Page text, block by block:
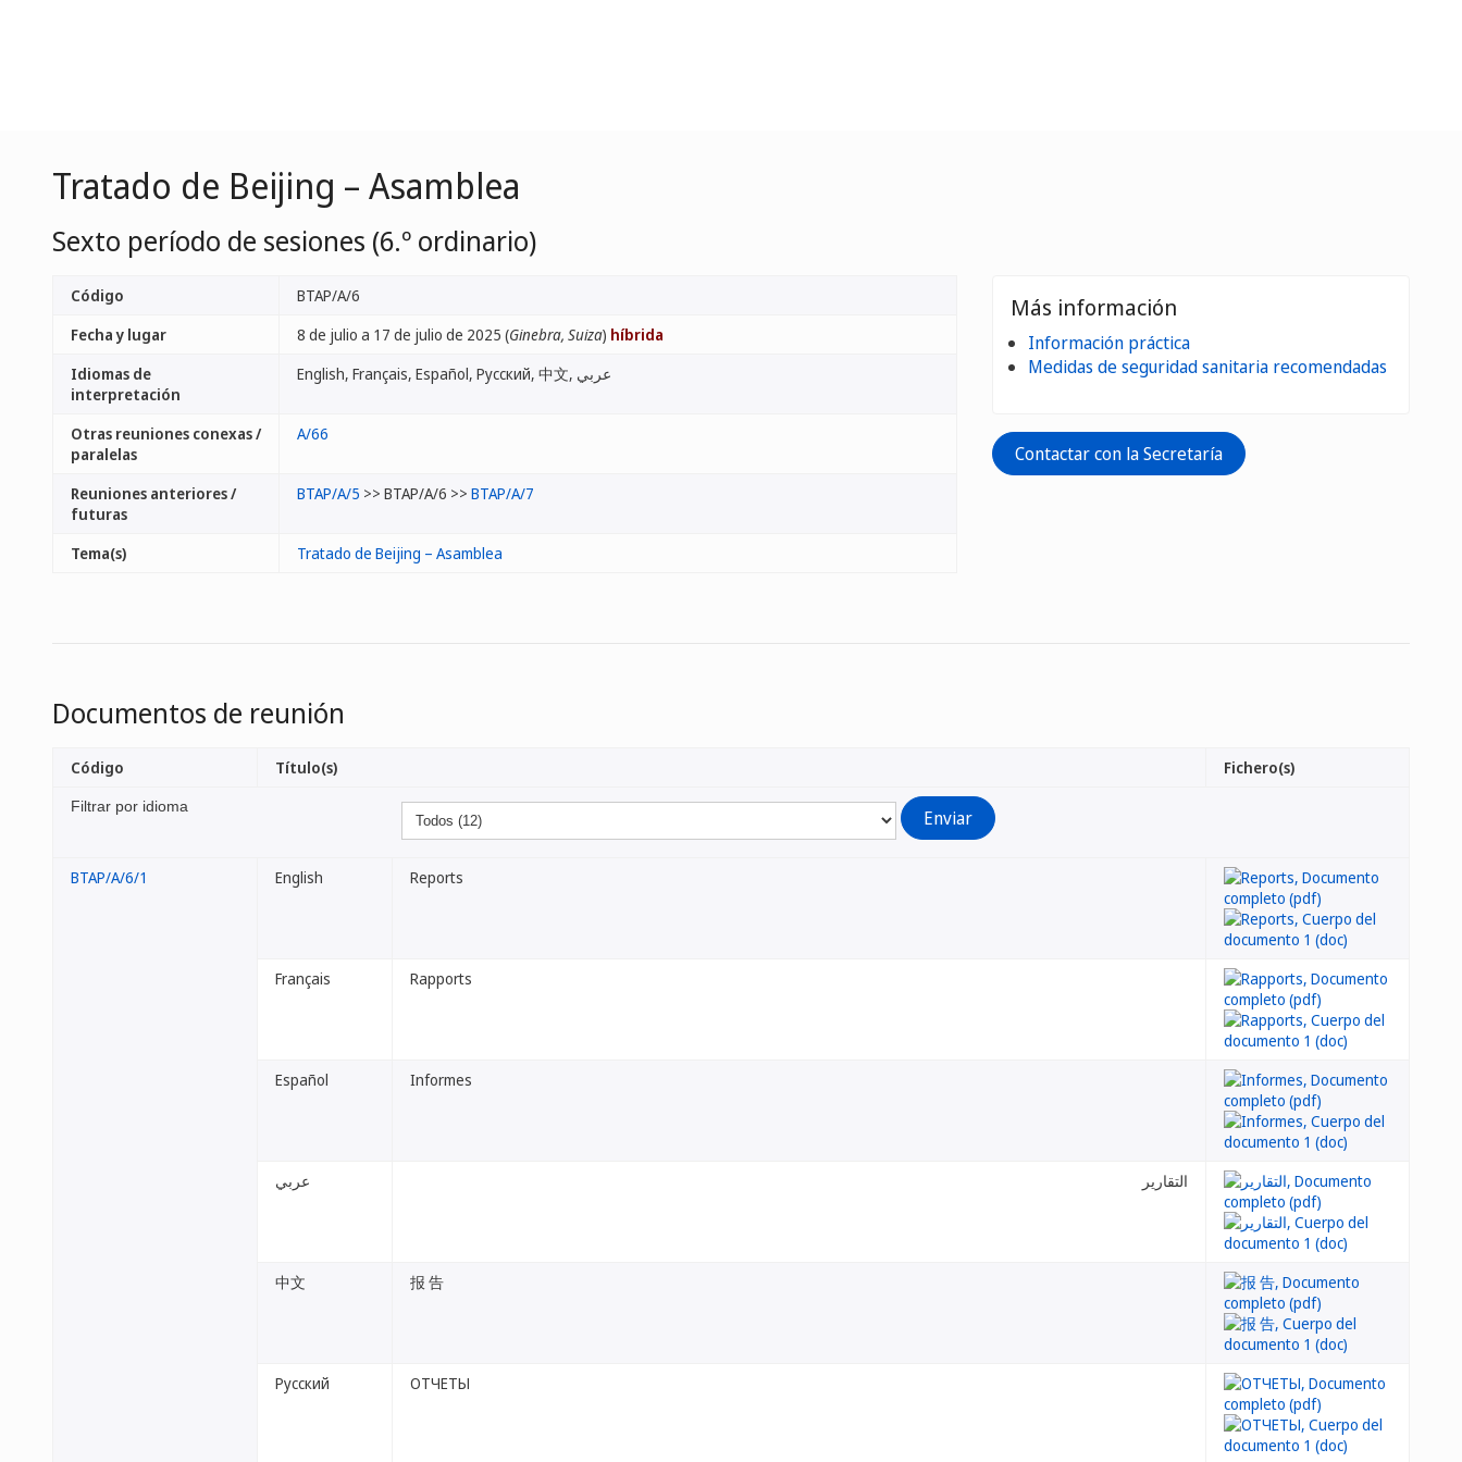
Tratado de Beijing – Asamblea
Sexto período de sesiones (6.º ordinario)
Código
BTAP/A/6
Fecha y lugar
8 de julio a 17 de julio de 2025 (Ginebra, Suiza) híbrida
Idiomas de
interpretación
English, Français, Español, Русский, 中文, عربي
Otras reuniones conexas /
paralelas
A/66
Reuniones anteriores /
futuras
BTAP/A/5 >> BTAP/A/6 >> BTAP/A/7
Tema(s) Tratado de Beijing – Asamblea
Más información
Información práctica
Medidas de seguridad sanitaria recomendadas
Contactar con la Secretaría
Documentos de reunión
Filtrar por idioma
Código Título(s) Fichero(s)
BTAP/A/6/1 English Reports
Français Rapports
Español Informes
عربي التقارير
中文 报 告
Русский ОТЧЕТЫ